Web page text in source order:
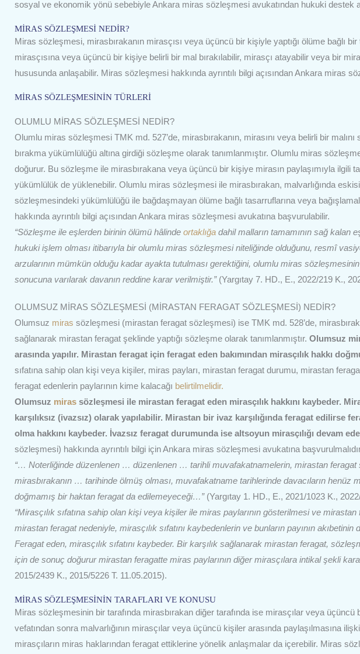
sosyal ve ekonomik yönü sebebiyle Ankara miras sözleşmesi avukatından hukuki destek
MİRAS SÖZLEŞMESİ NEDİR?
Miras sözleşmesi, mirasbırakanın mirasçısı veya üçüncü bir kişiyle yaptığı ölüme bağlı
mirasçısına veya üçüncü bir kişiye belirli bir mal bırakılabilir, mirasçı atayabilir veya bir
hususunda anlaşabilir. Miras sözleşmesi hakkında ayrıntılı bilgi açısından Ankara miras
MİRAS SÖZLEŞMESİNİN TÜRLERİ
OLUMLU MİRAS SÖZLEŞMESİ NEDİR?
Olumlu miras sözleşmesi TMK md. 527’de, mirasbırakanın, mirasını veya belirli bir
bırakma yükümlülüğü altına girdiği sözleşme olarak tanımlanmıştır. Olumlu miras
doğurur. Bu sözleşme ile mirasbırakana veya üçüncü bir kişiye mirasın paylaşımıyla ilgili
yükümlülük de yüklenebilir. Olumlu miras sözleşmesi ile mirasbırakan, malvarlığında
sözleşmesindeki yükümlülüğü ile bağdaşmayan ölüme bağlı tasarruflarına veya
hakkında ayrıntılı bilgi açısından Ankara miras sözleşmesi avukatına başvurulabilir.
“Sözleşme ile eşlerden birinin ölümü hâlinde ortaklığa dahil malların tamamının sağ kalan
hukuki işlem olması itibarıyla bir olumlu miras sözleşmesi niteliğinde olduğunu, resmî
arzularının mümkün olduğu kadar ayakta tutulması gerektiğini, olumlu miras
sonucuna varılarak davanın reddine karar verilmiştir.”(Yargıtay 7. HD., E., 2022/219 K.,
OLUMSUZ MİRAS SÖZLEŞMESİ (MİRASTAN FERAGAT SÖZLEŞMESİ) NEDİR?
Olumsuz miras sözleşmesi (mirastan feragat sözleşmesi) ise TMK md. 528’de,
sağlanarak mirastan feragat şeklinde yaptığı sözleşme olarak tanımlanmıştır. Olumsuz
arasında yapılır. Mirastan feragat için feragat eden bakımından mirasçılık hakkı
sıfatına sahip olan kişi veya kişiler, miras payları, mirastan feragat durumu, mirastan
feragat edenlerin paylarının kime kalacağı belirtilmelidir.
Olumsuz miras sözleşmesi ile mirastan feragat eden mirasçılık hakkını kaybeder.
karşılıksız (ivazsız) olarak yapılabilir. Mirastan bir ivaz karşılığında feragat edilirse
olma hakkını kaybeder. İvazsız feragat durumunda ise altsoyun mirasçılığı devam
sözleşmesi) hakkında ayrıntılı bilgi için Ankara miras sözleşmesi avukatına
“… Noterliğinde düzenlenen … düzenlenen … tarihli muvafakatnamelerin, mirastan feragat
mirasbırakanın … tarihinde ölmüş olması, muvafakatname tarihlerinde davacıların henüz
doğmamış bir haktan feragat da edilemeyeceği…”(Yargıtay 1. HD., E., 2021/1023 K.,
“Mirasçılık sıfatına sahip olan kişi veya kişiler ile miras paylarının gösterilmesi ve
mirastan feragat nedeniyle, mirasçılık sıfatını kaybedenlerin ve bunların payının
Feragat eden, mirasçılık sıfatını kaybeder. Bir karşılık sağlanarak mirastan feragat,
için de sonuç doğurur mirastan feragatte miras paylarının diğer mirasçılara intikal şekli
2015/2439 K., 2015/5226 T. 11.05.2015).
MİRAS SÖZLEŞMESİNİN TARAFLARI VE KONUSU
Miras sözleşmesinin bir tarafında mirasbırakan diğer tarafında ise mirasçılar veya
vefatından sonra malvarlığının mirasçılar veya üçüncü kişiler arasında paylaşılmasına
mirasçıların miras haklarından feragat ettiklerine yönelik anlaşmalar da içerebilir. Miras